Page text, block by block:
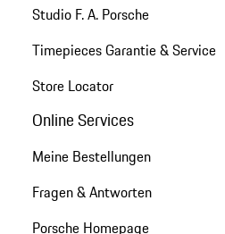
Studio F. A. Porsche
Timepieces Garantie & Service
Store Locator
Online Services
Meine Bestellungen
Fragen & Antworten
Porsche Homepage